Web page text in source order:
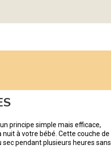
principe simple mais efficace,
à votre bébé. Cette couche de
pendant plusieurs heures sans